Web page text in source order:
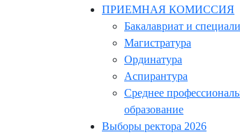
ПРИЕМНАЯ КОМИССИЯ
Бакалавриат и
Магистратура
Ординатура
Аспирантура
Среднее
образование
Выборы ректора 2026